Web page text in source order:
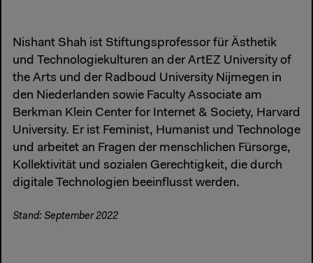
Nishant Shah ist Stiftungsprofessor für Ästhetik
und Technologiekulturen an der ArtEZ University of
the Arts und der Radboud University Nijmegen in
den Niederlanden sowie Faculty Associate am
Berkman Klein Center for Internet & Society, Harvard
University. Er ist Feminist, Humanist und Technologe
und arbeitet an Fragen der menschlichen Fürsorge,
Kollektivität und sozialen Gerechtigkeit, die durch
digitale Technologien beeinflusst werden.
Stand: September 2022